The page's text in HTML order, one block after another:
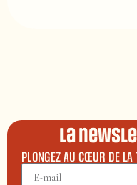
La
PLONGEZ AU CŒUR DE